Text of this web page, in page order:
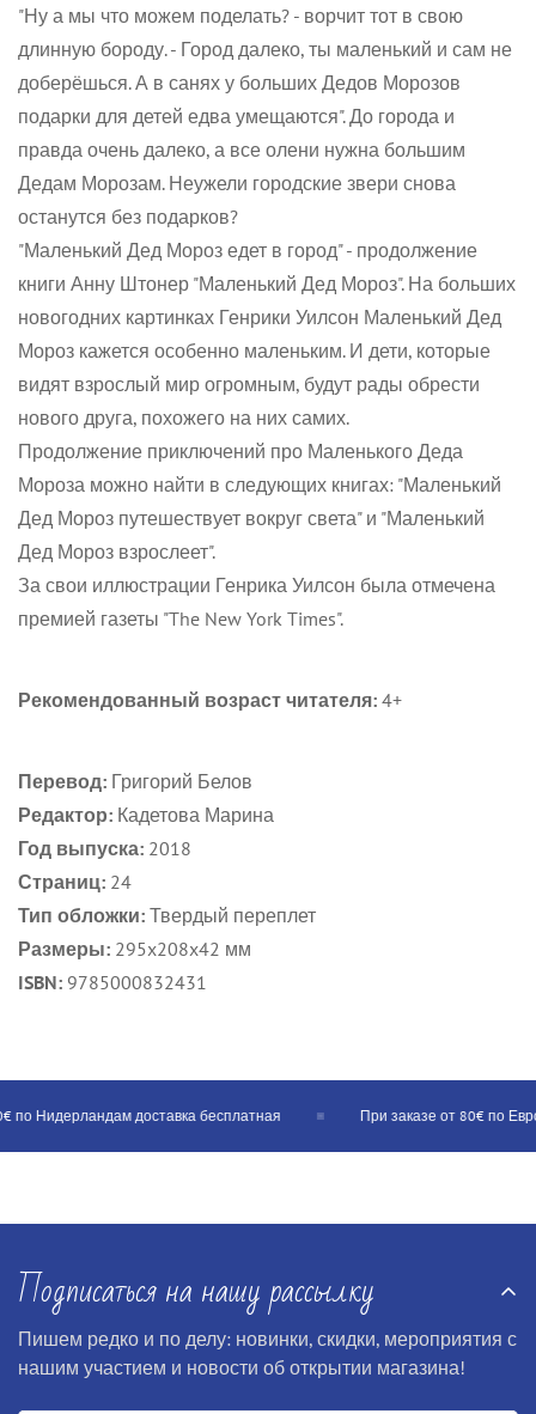
"Ну а мы что можем поделать? - ворчит тот в свою
длинную бороду. - Город далеко, ты маленький и сам не
доберёшься. А в санях у больших Дедов Морозов
подарки для детей едва умещаются". До города и
правда очень далеко, а все олени нужна большим
Дедам Морозам. Неужели городские звери снова
останутся без подарков?
"Маленький Дед Мороз едет в город" - продолжение
книги Анну Штонер "Маленький Дед Мороз". На больших
новогодних картинках Генрики Уилсон Маленький Дед
Мороз кажется особенно маленьким. И дети, которые
видят взрослый мир огромным, будут рады обрести
нового друга, похожего на них самих.
Продолжение приключений про Маленького Деда
Мороза можно найти в следующих книгах: "Маленький
Дед Мороз путешествует вокруг света" и "Маленький
Дед Мороз взрослеет".
За свои иллюстрации Генрика Уилсон была отмечена
премией газеты "The New York Times".
Рекомендованный возраст читателя: 4+
Перевод: Григорий Белов
Редактор: Кадетова Марина
Год выпуска: 2018
Страниц: 24
Тип обложки: Твердый переплет
Размеры: 295x208x42 мм
ISBN: 9785000832431
Нидерландам доставка бесплатная При заказе от 80€ по
Подписаться на нашу рассылку
Пишем редко и по делу: новинки, скидки, мероприятия с
нашим участием и новости об открытии магазина!
Confirm your age
Are you 18 years old or older?
No, I'm not Yes, I am